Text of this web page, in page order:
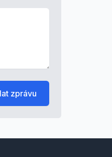
zprávu